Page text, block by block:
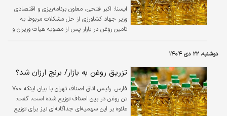
ایسنا: اکبر فتحی، معاون برنامه‌ریزی و اقتصادی
وزیر جهاد کشاورزی از حل مشکلات مربوط به
تامین روغن در بازار پس از مصوبه هیات وزیران و
دوشنبه، ۲۲ دی ۱۴۰۴
تزریق روغن به بازار/ برنج ارزان شد؟
فارس:
رئیس اتاق اصناف تهران با بیان اینکه ۷۰۰
تن روغن در بین اصناف توزیع شده است، گفت:
علاوه بر این سهمیه‌ای جداگانه‌ای نیز برای توزیع